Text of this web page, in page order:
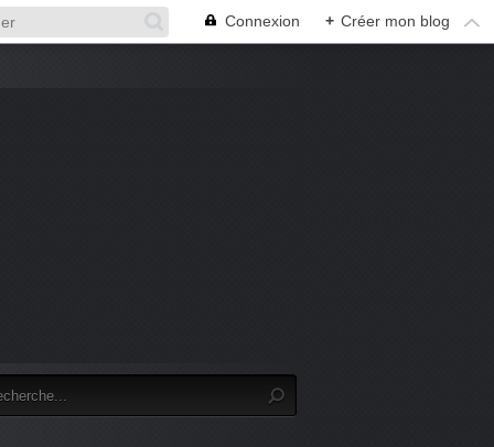
Connexion + Créer mon blog